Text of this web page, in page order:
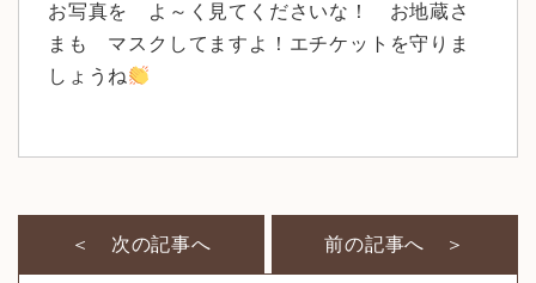
お写真を よ～く見てくださいな！ お地蔵さ
まも マスクしてますよ！エチケットを守りま
しょうね
＜ 次の記事へ 前の記事へ ＞